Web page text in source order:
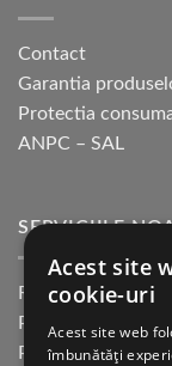
Contact
Garantia
Protectia
ANPC – SAL
SERVICIILE
Returnare in 30 de
Plata cu cardul
Plata in rate fara
Acest site
cookie-uri
Acest site web
îmbunătăți